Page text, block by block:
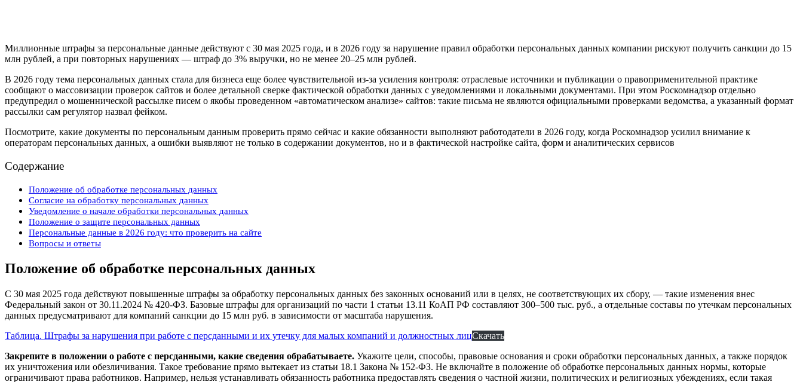
Миллионные штрафы за персональные данные действуют с 30 мая 2025 года, и в 2026 году за нарушение правил обработки персональных данных компании рискуют получить санкции до 15
млн рублей, а при повторных нарушениях — штраф до 3% выручки, но не менее 20–25 млн рублей.
В 2026 году тема персональных данных стала для бизнеса еще более чувствительной из‑за усиления контроля: отраслевые источники и публикации о правоприменительной практике
сообщают о массовизации проверок сайтов и более детальной сверке фактической обработки данных с уведомлениями и локальными документами. При этом Роскомнадзор отдельно
предупредил о мошеннической рассылке писем о якобы проведенном «автоматическом анализе» сайтов: такие письма не являются официальными проверками ведомства, а указанный формат
рассылки сам регулятор назвал фейком.
Посмотрите, какие документы по персональным данным проверить прямо сейчас и какие обязанности выполняют работодатели в 2026 году, когда Роскомнадзор усилил внимание к
операторам персональных данных, а ошибки выявляют не только в содержании документов, но и в фактической настройке сайта, форм и аналитических сервисов
Содержание
Положение об обработке персональных данных
Согласие на обработку персональных данных
Уведомление о начале обработки персональных данных
Положение о защите персональных данных
Персональные данные в 2026 году: что проверить на сайте
Вопросы и ответы
Положение об обработке персональных данных
С 30 мая 2025 года действуют повышенные штрафы за обработку персональных данных без законных оснований или в целях, не соответствующих их сбору, — такие изменения внес
Федеральный закон от 30.11.2024 № 420‑ФЗ. Базовые штрафы для организаций по части 1 статьи 13.11 КоАП РФ составляют 300–500 тыс. руб., а отдельные составы по утечкам персональных
данных предусматривают для компаний санкции до 15 млн руб. в зависимости от масштаба нарушения.
Таблица. Штрафы за нарушения при работе с персданными и их утечку для малых компаний и должностных лицСкачать
Закрепите в положении о работе с персданными, какие сведения обрабатываете. Укажите цели, способы, правовые основания и сроки обработки персональных данных, а также порядок
их уничтожения или обезличивания. Такое требование прямо вытекает из статьи 18.1 Закона № 152‑ФЗ. Не включайте в положение об обработке персональных данных нормы, которые
ограничивают права работников. Например, нельзя устанавливать обязанность работника предоставлять сведения о частной жизни, политических и религиозных убеждениях, если такая